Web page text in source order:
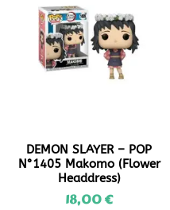
DEMON SLAYER – POP
N°1405 Makomo (Flower
Headdress)
18,00€